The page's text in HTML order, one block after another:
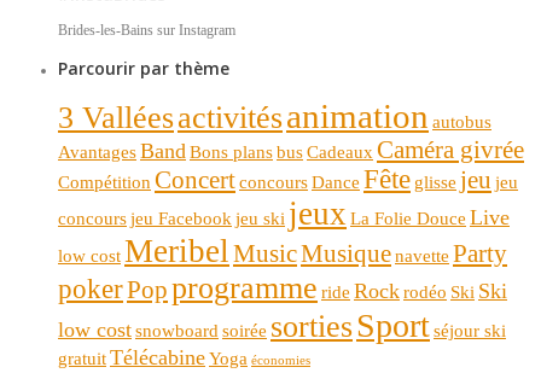
Brides-les-Bains sur Instagram
Parcourir par thème
3 Valléesactivitésanimation autobus
AvantagesBand Bons plansbusCadeaux Caméra givrée
Compétition ConcertconcoursDance Fête glisse jeu jeu
concoursjeu Facebook jeu ski jeux La Folie Douce Live
low costMeribel MusicMusiquenavette Party
pokerPopprogramme ride Rockrodéo Ski Ski
low costsnowboard soirée sortiesSportséjour ski
gratuitTélécabineYoga économies